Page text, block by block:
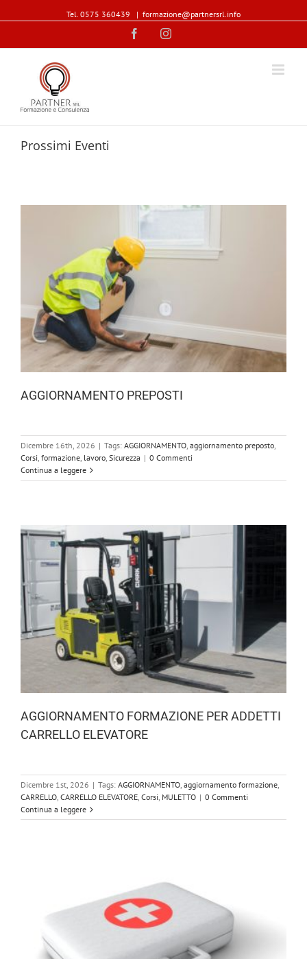
Tel. 0575 360439 | formazione@partnersrl.info
FacebookInstagram
Prossimi Eventi
AGGIORNAMENTO PREPOSTI
Dicembre 16th, 2026 | Tags: AGGIORNAMENTO, aggiornamento preposto,
Corsi, formazione, lavoro, Sicurezza | 0 Commenti
Continua a leggere
AGGIORNAMENTO FORMAZIONE PER ADDETTI
CARRELLO ELEVATORE
Dicembre 1st, 2026 | Tags: AGGIORNAMENTO, aggiornamento formazione,
CARRELLO, CARRELLO ELEVATORE, Corsi, MULETTO | 0 Commenti
Continua a leggere